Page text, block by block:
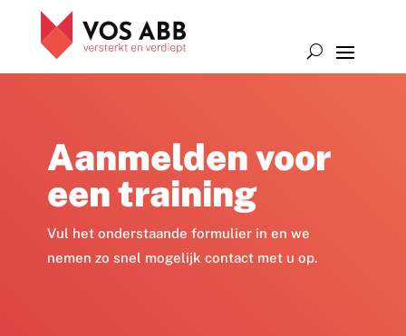
Aanmelden voor
een training
Vul het onderstaande formulier in en we
nemen zo snel mogelijk contact met u op.